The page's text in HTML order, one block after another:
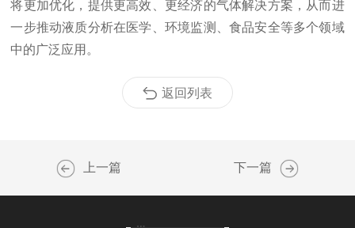
将更加优化，提供更高效、更经济的气体解决方案，从而进
一步推动液质分析在医学、环境监测、食品安全等多个领域
中的广泛应用。
返回列表
上一篇 下一篇